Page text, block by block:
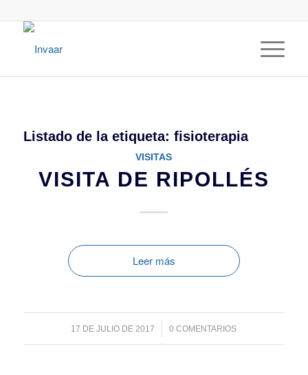
Listado de la etiqueta: fisioterapia
VISITAS
VISITA DE RIPOLLÉS
Leer más
17 DE JULIO DE 2017
/ 0 COMENTARIOS